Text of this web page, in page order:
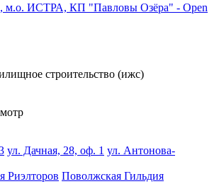
м.о. ИСТРА, КП "Павловы Озёра" - Open
строительство (ижс)
ул. Дачная, 28, оф. 1 ул. Антонова-
Риэлторов Поволжская Гильдия